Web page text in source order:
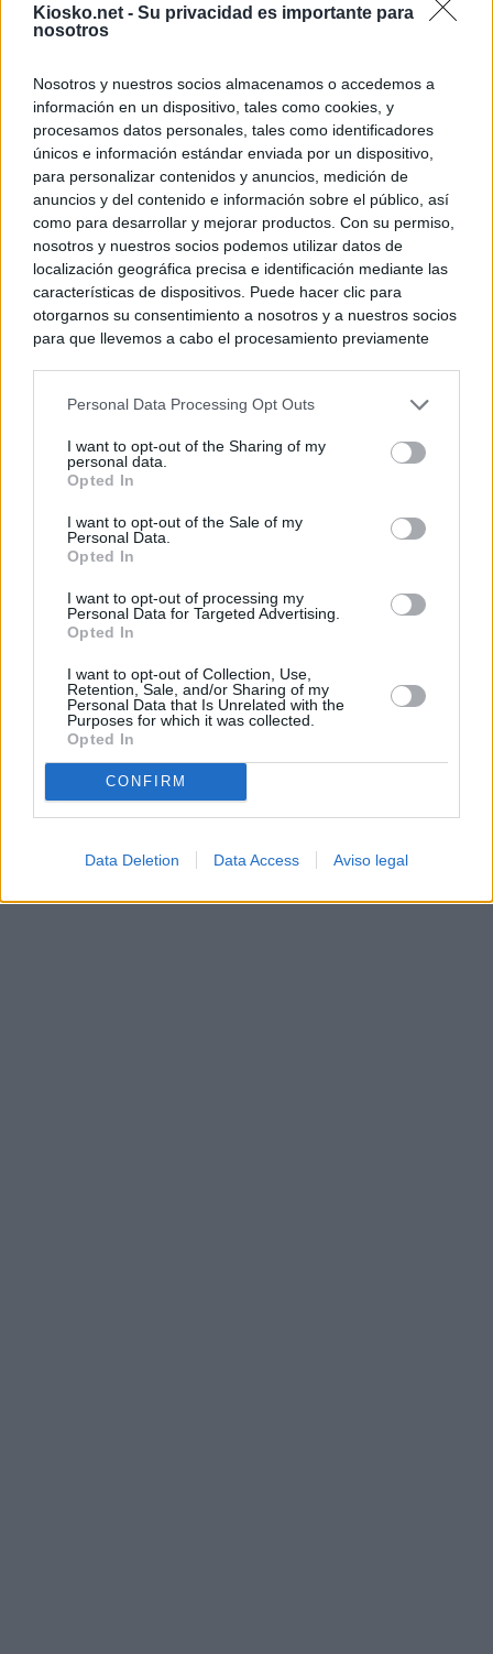
Kiosko.net - Su privacidad es importante para
nosotros
Nosotros y nuestros socios almacenamos o accedemos a
información en un dispositivo, tales como cookies, y
procesamos datos personales, tales como identificadores
únicos e información estándar enviada por un dispositivo,
para personalizar contenidos y anuncios, medición de
anuncios y del contenido e información sobre el público, así
como para desarrollar y mejorar productos. Con su permiso,
nosotros y nuestros socios podemos utilizar datos de
localización geográfica precisa e identificación mediante las
características de dispositivos. Puede hacer clic para
otorgarnos su consentimiento a nosotros y a nuestros socios
para que llevemos a cabo el procesamiento previamente
negar su consentimiento. Tenga en cuenta que algún
de su consentimiento, pero usted tiene el derecho de
rechazar tal procesamiento. Sus preferencias se aplicarán
cualquier momento entrando de nuevo en este sitio web o
visitando nuestra política de privacidad.
Personal Data Processing Opt Outs
I want to opt-out of the Sharing of my
personal data.
Opted In
I want to opt-out of the Sale of my
Personal Data.
Opted In
I want to opt-out of processing my
Personal Data for Targeted Advertising.
Opted In
I want to opt-out of Collection, Use,
Retention, Sale, and/or Sharing of my
Personal Data that Is Unrelated with the
Purposes for which it was collected.
Opted In
CONFIRM
Data Deletion Data Access Aviso legal